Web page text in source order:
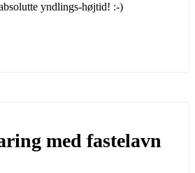
yndlings-højtid! :-)
med fastelavn